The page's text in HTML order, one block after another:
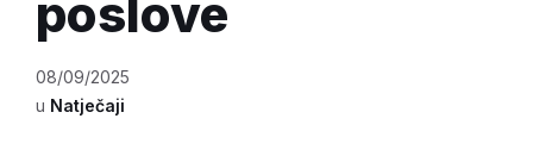
poslove
08/09/2025
u Natječaji